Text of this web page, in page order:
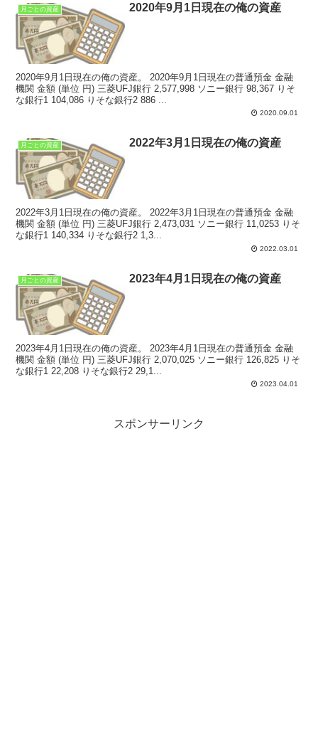
月ごとの資産 2020年9月1日現在の俺の資産
2020年9月1日現在の俺の資産。 2020年9月1日現在の普通預金 金融
機関 金額 (単位 円) 三菱UFJ銀行 2,577,998 ソニー銀行 98,367 りそ
な銀行1 104,086 りそな銀行2 886 ...
2020.09.01
月ごとの資産 2022年3月1日現在の俺の資産
2022年3月1日現在の俺の資産。 2022年3月1日現在の普通預金 金融
機関 金額 (単位 円) 三菱UFJ銀行 2,473,031 ソニー銀行 11,0253 りそ
な銀行1 140,334 りそな銀行2 1,3...
2022.03.01
月ごとの資産 2023年4月1日現在の俺の資産
2023年4月1日現在の俺の資産。 2023年4月1日現在の普通預金 金融
機関 金額 (単位 円) 三菱UFJ銀行 2,070,025 ソニー銀行 126,825 りそ
な銀行1 22,208 りそな銀行2 29,1...
2023.04.01
スポンサーリンク